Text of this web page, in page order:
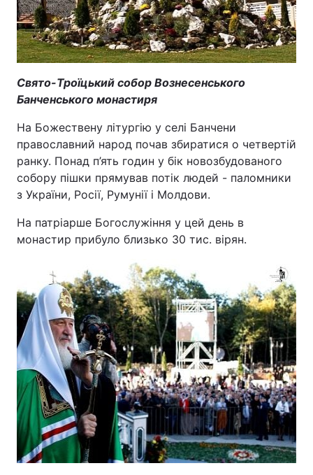
Свято-Троїцький собор Вознесенського
Банченського монастиря
На Божествену літургію у селі Банчени
православний народ почав збиратися о четвертій
ранку. Понад п’ять годин у бік новозбудованого
собору пішки прямував потік людей - паломники
з України, Росії, Румунії і Молдови.
На патріарше Богослужіння у цей день в
монастир прибуло близько 30 тис. вірян.